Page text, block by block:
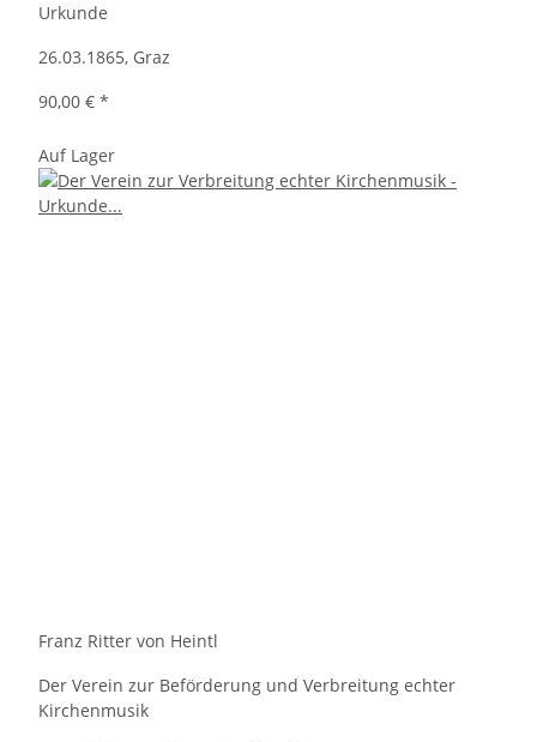
Urkunde
26.03.1865, Graz
90,00 € *
Auf Lager
Franz Ritter von Heintl
Der Verein zur Beförderung und Verbreitung echter
Kirchenmusik